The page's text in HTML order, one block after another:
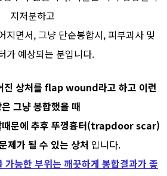
지저분하고
지면서, 그냥 단순봉합시, 피부괴사 및
가 예상되는 분입니다.
진 상처를 flap wound라고 하고 이런
그냥 봉합했을 때
때문에 추후 뚜껑흉터(trapdoor scar)
제가 될 수 있는 상처 입니다.
가능한 부위는 깨끗하게 봉합결과가 좋